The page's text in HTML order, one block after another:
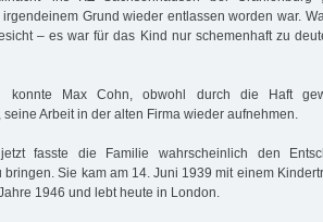
Grund wieder entlassen wor­den war.
– es war für das Kind nur schemenhaft zu
konnte Max Cohn, obwohl durch die Haft
seine Arbeit in der alten Firma wieder aufnehmen.
fasste die Familie wahr­scheinlich den
bringen. Sie kam am 14. Juni 1939 mit einem
1946 und lebt heute in London.